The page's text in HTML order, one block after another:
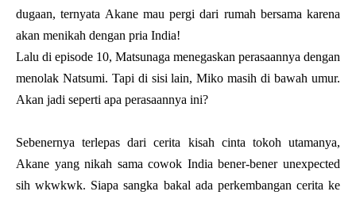
dugaan, ternyata Akane mau pergi dari rumah bersama karena
akan menikah dengan pria India!
Lalu di episode 10, Matsunaga menegaskan perasaannya dengan
menolak Natsumi. Tapi di sisi lain, Miko masih di bawah umur.
Akan jadi seperti apa perasaannya ini?
Sebenernya terlepas dari cerita kisah cinta tokoh utamanya,
Akane yang nikah sama cowok India bener-bener unexpected
sih wkwkwk. Siapa sangka bakal ada perkembangan cerita ke